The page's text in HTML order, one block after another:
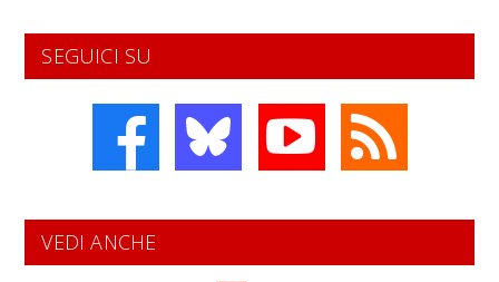
SEGUICI SU
VEDI ANCHE